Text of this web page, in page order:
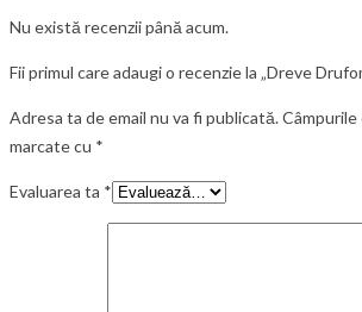
Nu există recenzii până acum.
Fii primul care adaugi o recenzie la „Dreve
Adresa ta de email nu va fi publicată.
marcate cu *
Evaluarea ta *